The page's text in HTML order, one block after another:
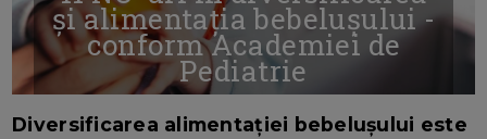
și alimentația bebelușului -
conform Academiei de
Pediatrie
Diversificarea alimentației bebelușului este